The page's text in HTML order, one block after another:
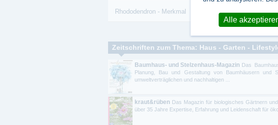
Rhododendron - Merkmal
Zeitschriften zum Thema: Haus - Garten -
Baumhaus- und Stelzenhaus-Magazin Das
Planung, Bau und Gestaltung von Baumhäusern und
umweltverträglichen und nachhaltigen ...
kraut&rüben Das Magazin für biologisches Gärtnern
über 35 Jahre Expertise, Erfahrung und Leidenschaft für
Alle